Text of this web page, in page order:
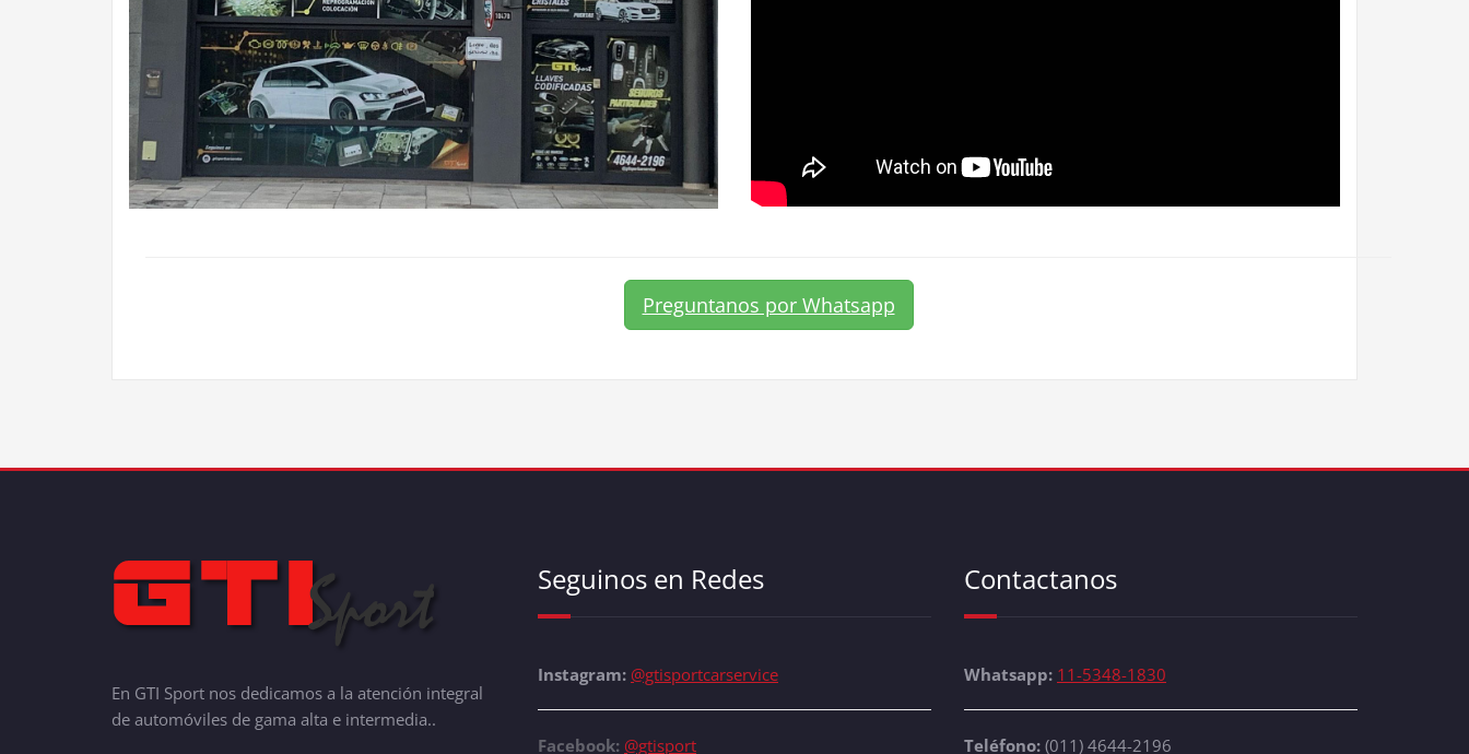
Preguntanos por Whatsapp
En GTI Sport nos dedicamos a la atención integral
de automóviles de gama alta e intermedia..
Seguinos en Redes
Instagram: @gtisportcarservice
Facebook: @gtisport
Contactanos
Whatsapp: 11-5348-1830
Teléfono: (011) 4644-2196